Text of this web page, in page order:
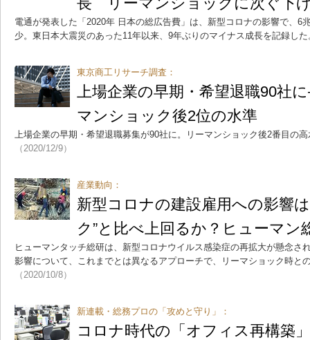
電通が発表した「2020年 日本の総広告費」は、新型コロナの影響で、6
少。東日本大震災のあった11年以来、9年ぶりのマイナス成長を記録した
東京商工リサーチ調査：
上場企業の早期・希望退職90
マンショック後2位の水準
上場企業の早期・希望退職募集が90社に。リーマンショック後2番目の
（2020/12/9）
産業動向：
新型コロナの建設雇用への影響
ク”と比べ上回るか？ヒューマン
ヒューマンタッチ総研は、新型コロナウイルス感染症の再拡大が懸念さ
影響について、これまでとは異なるアプローチで、リーマショック時と
（2020/10/8）
新連載・総務プロの「攻めと守り」：
コロナ時代の「オフィス再構築